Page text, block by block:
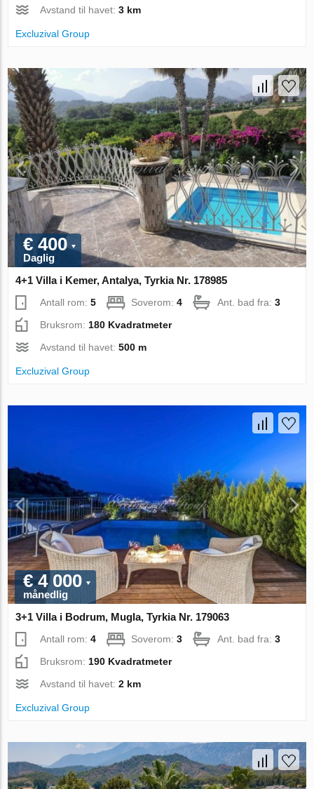
Avstand til havet:3 km
Excluzival Group
€ 400
Daglig
4+1 Villa i Kemer, Antalya, Tyrkia Nr. 178985
Antall rom:5 Soverom:4 Ant. bad fra:3
Bruksrom: 180 Kvadratmeter
Avstand til havet:500 m
Excluzival Group
€ 4 000
månedlig
3+1 Villa i Bodrum, Mugla, Tyrkia Nr. 179063
Antall rom:4 Soverom:3 Ant. bad fra:3
Bruksrom:190 Kvadratmeter
Avstand til havet:2 km
Excluzival Group